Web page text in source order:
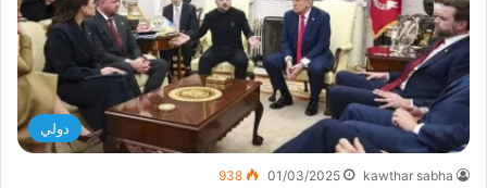
دولي
kawthar sabha
01/03/2025
938